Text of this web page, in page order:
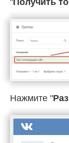
Нажмите "